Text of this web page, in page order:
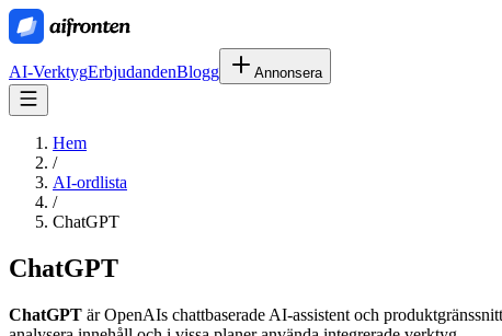
AI-VerktygErbjudandenBlogg Annonsera
Hem
/
AI-ordlista
/
ChatGPT
ChatGPT
ChatGPT är OpenAIs chattbaserade AI-assistent och